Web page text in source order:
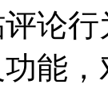
论
能